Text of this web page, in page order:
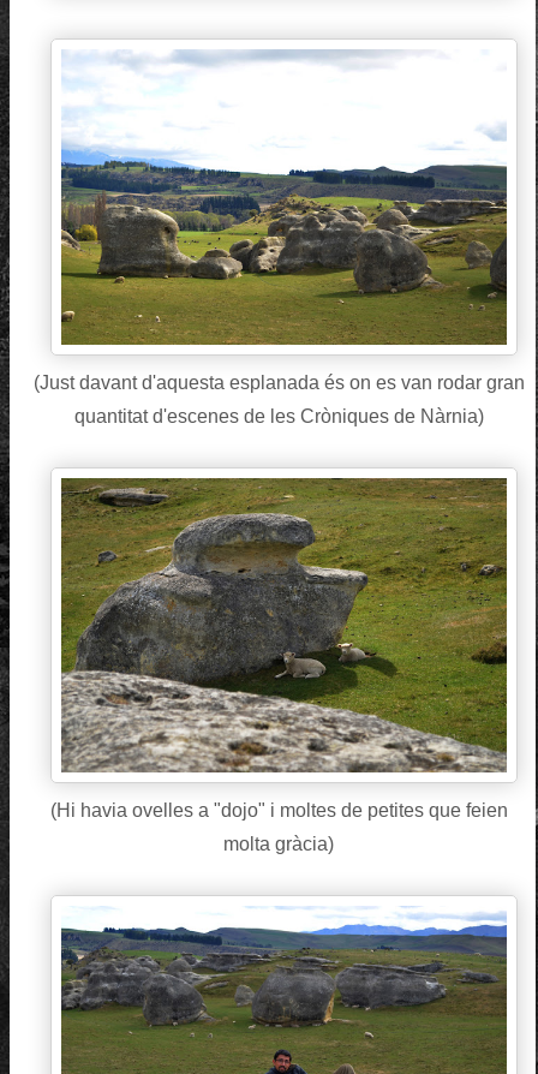
(Just davant d'aquesta esplanada és on es van rodar gran
quantitat d'escenes de les Cròniques de Nàrnia)
(Hi havia ovelles a "dojo" i moltes de petites que feien
molta gràcia)